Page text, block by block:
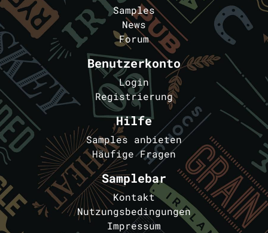
Samples
News
Forum
Benutzerkonto
Login
Registrierung
Hilfe
Samples anbieten
Häufige Fragen
Samplebar
Kontakt
Nutzungsbedingungen
Impressum